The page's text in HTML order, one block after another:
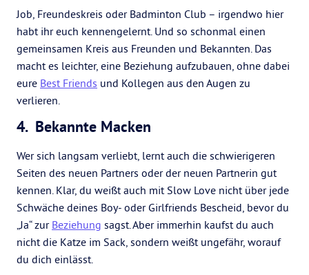
Job, Freundeskreis oder Badminton Club – irgendwo hier
habt ihr euch kennengelernt. Und so schonmal einen
gemeinsamen Kreis aus Freunden und Bekannten. Das
macht es leichter, eine Beziehung aufzubauen, ohne dabei
eure Best Friends und Kollegen aus den Augen zu
verlieren.
4. Bekannte Macken
Wer sich langsam verliebt, lernt auch die schwierigeren
Seiten des neuen Partners oder der neuen Partnerin gut
kennen. Klar, du weißt auch mit Slow Love nicht über jede
Schwäche deines Boy- oder Girlfriends Bescheid, bevor du
„Ja“ zur Beziehung sagst. Aber immerhin kaufst du auch
nicht die Katze im Sack, sondern weißt ungefähr, worauf
du dich einlässt.